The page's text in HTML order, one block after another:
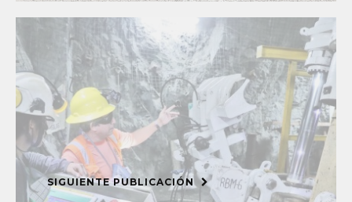
SIGUIENTE PUBLICACIÓN